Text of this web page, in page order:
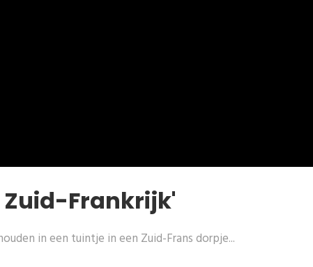
Zuid-Frankrijk'
in een tuintje in een Zuid-Frans dorpje...